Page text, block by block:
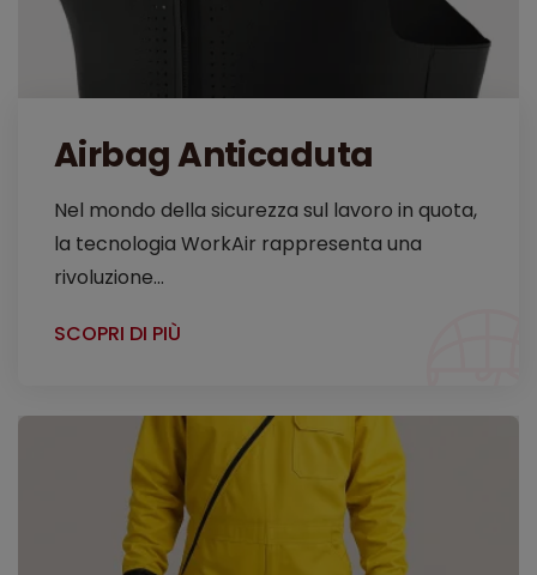
Airbag Anticaduta
Nel mondo della sicurezza sul lavoro in quota,
la tecnologia WorkAir rappresenta una
rivoluzione...
SCOPRI DI PIÙ